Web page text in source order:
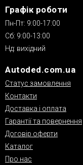
Графік роботи
Пн-Пт: 9:00-17:00
Сб: 9:00-13:00
Нд: вихідний
Autoded.com.ua
Статус замовлення
Контакти
Доставка і оплата
Гарантії та повернення
Договір оферти
Каталог
Про нас